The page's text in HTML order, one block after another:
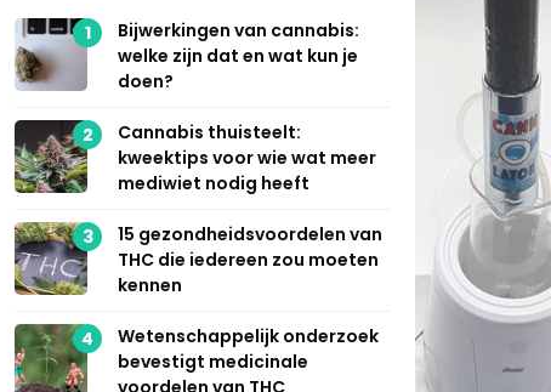
1
Bijwerkingen van cannabis:
welke zijn dat en wat kun je
doen?
2
Cannabis thuisteelt:
kweektips voor wie wat meer
mediwiet nodig heeft
3
15 gezondheidsvoordelen van
THC die iedereen zou moeten
kennen
4
Wetenschappelijk onderzoek
bevestigt medicinale
voordelen van THC